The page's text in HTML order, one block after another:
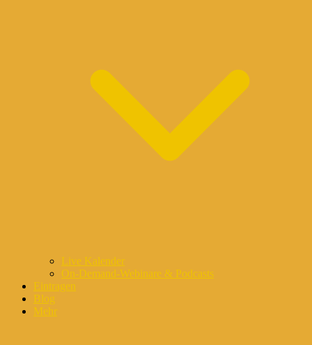
Live Kalender
On-Demand-Webinare & Podcasts
Eintragen
Blog
Mehr